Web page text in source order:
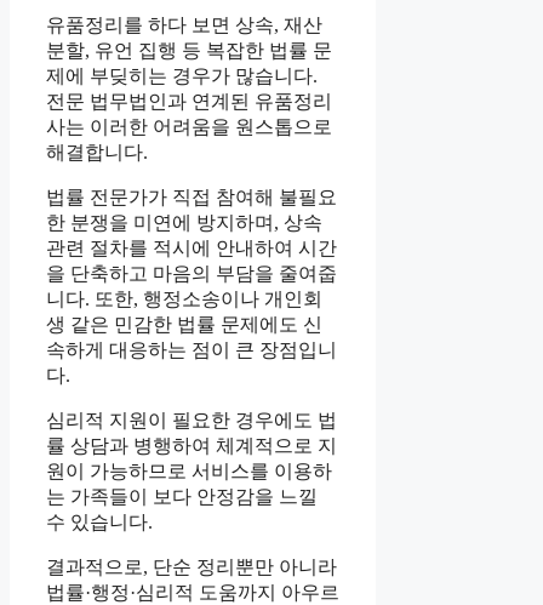
유품정리를 하다 보면 상속, 재산
분할, 유언 집행 등 복잡한 법률 문
제에 부딪히는 경우가 많습니다.
전문 법무법인과 연계된 유품정리
사는 이러한 어려움을 원스톱으로
해결합니다.
법률 전문가가 직접 참여해 불필요
한 분쟁을 미연에 방지하며, 상속
관련 절차를 적시에 안내하여 시간
을 단축하고 마음의 부담을 줄여줍
니다. 또한, 행정소송이나 개인회
생 같은 민감한 법률 문제에도 신
속하게 대응하는 점이 큰 장점입니
다.
심리적 지원이 필요한 경우에도 법
률 상담과 병행하여 체계적으로 지
원이 가능하므로 서비스를 이용하
는 가족들이 보다 안정감을 느낄
수 있습니다.
결과적으로, 단순 정리뿐만 아니라
법률·행정·심리적 도움까지 아우르